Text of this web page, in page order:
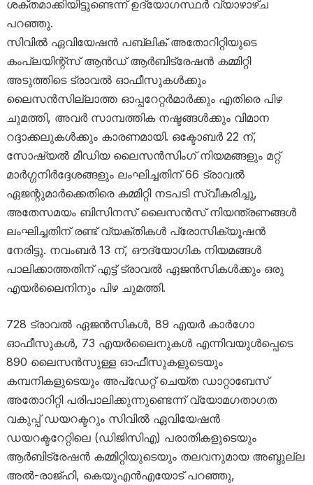
ശക്തമാക്കിയിട്ടുണ്ടെന്ന് ഉദ്യോഗസ്ഥർ വ്യാഴാഴ്ച
പറഞ്ഞു.
സിവിൽ ഏവിയേഷൻ പബ്ലിക് അതോറിറ്റിയുടെ
കംപ്ലയിന്റ്സ് ആൻഡ് ആർബിട്രേഷൻ കമ്മിറ്റി
അടുത്തിടെ ട്രാവൽ ഓഫീസുകൾക്കും
ലൈസൻസില്ലാത്ത ഓപ്പറേറ്റർമാർക്കും എതിരെ പിഴ
ചുമത്തി, അവർ സാമ്പത്തിക നഷ്ടങ്ങൾക്കും വിമാന
റദ്ദാക്കലുകൾക്കും കാരണമായി. ഒക്ടോബർ 22 ന്,
സോഷ്യൽ മീഡിയ ലൈസൻസിംഗ് നിയമങ്ങളും മറ്റ്
മാർഗ്ഗനിർദ്ദേശങ്ങളും ലംഘിച്ചതിന് 66 ട്രാവൽ
ഏജന്റുമാർക്കെതിരെ കമ്മിറ്റി നടപടി സ്വീകരിച്ചു,
അതേസമയം ബിസിനസ് ലൈസൻസ് നിയന്ത്രണങ്ങൾ
ലംഘിച്ചതിന് രണ്ട് വ്യക്തികൾ പ്രോസിക്യൂഷൻ
നേരിട്ടു. നവംബർ 13 ന്, ഔദ്യോഗിക നിയമങ്ങൾ
പാലിക്കാത്തതിന് എട്ട് ട്രാവൽ ഏജൻസികൾക്കും ഒരു
എയർലൈനിനും പിഴ ചുമത്തി.
728 ട്രാവൽ ഏജൻസികൾ, 89 എയർ കാർഗോ
ഓഫീസുകൾ, 73 എയർലൈനുകൾ എന്നിവയുൾപ്പെടെ
890 ലൈസൻസുള്ള ഓഫീസുകളുടെയും
കമ്പനികളുടെയും അപ്‌ഡേറ്റ് ചെയ്ത ഡാറ്റാബേസ്
അതോറിറ്റി പരിപാലിക്കുന്നുണ്ടെന്ന് വ്യോമഗതാഗത
വകുപ്പ് ഡയറക്ടറും സിവിൽ ഏവിയേഷൻ
ഡയറക്ടറേറ്റിലെ (ഡിജിസിഎ) പരാതികളുടെയും
ആർബിട്രേഷൻ കമ്മിറ്റിയുടെയും തലവനുമായ അബ്ദുല്ല
അൽ-രാജ്ഹി, കെ‌യു‌എൻ‌എയോട് പറഞ്ഞു,